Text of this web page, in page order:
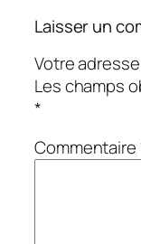
Laisser un
Votre
Les champs
*
Commentaire